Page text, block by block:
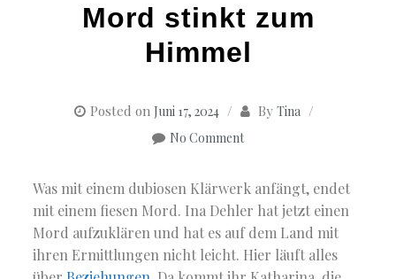
Mord stinkt zum
Himmel
Posted on Juni 17, 2024 By Tina
No Comment
Was mit einem dubiosen Klärwerk anfängt, endet
mit einem fiesen Mord. Ina Dehler hat jetzt einen
Mord aufzuklären und hat es auf dem Land mit
ihren Ermittlungen nicht leicht. Hier läuft alles